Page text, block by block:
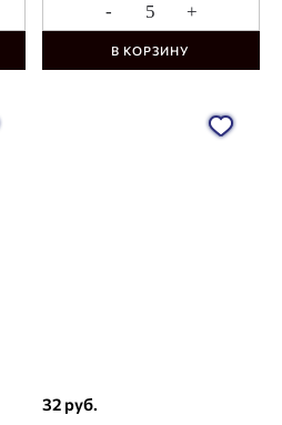
- +
В КОРЗИНУ
32 руб.